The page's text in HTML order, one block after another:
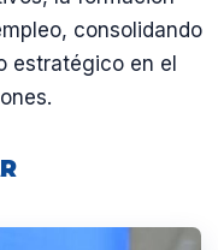
consolidando
estratégico en el